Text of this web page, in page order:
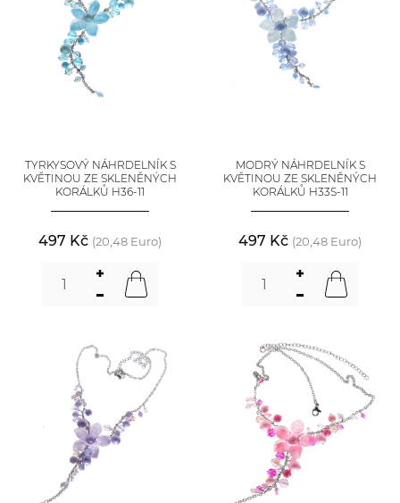
TYRKYSOVÝ NÁHRDELNÍK S
KVĚTINOU ZE SKLENĚNÝCH
KORÁLKŮ H36-11
497 Kč (20,48 Euro)
MODRÝ NÁHRDELNÍK S
KVĚTINOU ZE SKLENĚNÝCH
KORÁLKŮ H33S-11
497 Kč (20,48 Euro)